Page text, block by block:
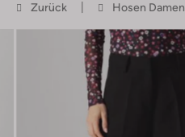
Zurück Hosen Damen